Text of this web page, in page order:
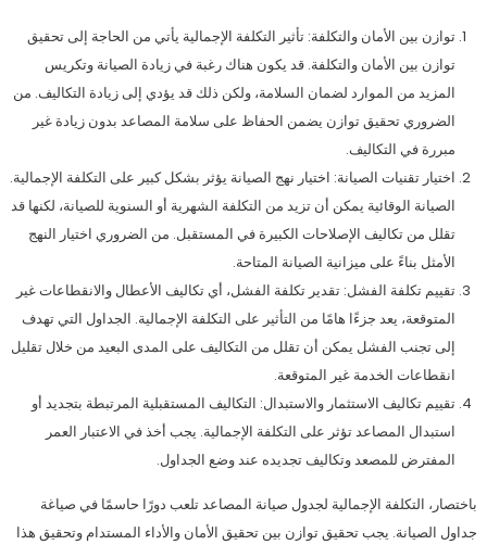
توازن بين الأمان والتكلفة: تأثير التكلفة الإجمالية يأتي من الحاجة إلى تحقيق
توازن بين الأمان والتكلفة. قد يكون هناك رغبة في زيادة الصيانة وتكريس
المزيد من الموارد لضمان السلامة، ولكن ذلك قد يؤدي إلى زيادة التكاليف. من
الضروري تحقيق توازن يضمن الحفاظ على سلامة المصاعد بدون زيادة غير
مبررة في التكاليف.
اختيار تقنيات الصيانة: اختيار نهج الصيانة يؤثر بشكل كبير على التكلفة الإجمالية.
الصيانة الوقائية يمكن أن تزيد من التكلفة الشهرية أو السنوية للصيانة، لكنها قد
تقلل من تكاليف الإصلاحات الكبيرة في المستقبل. من الضروري اختيار النهج
الأمثل بناءً على ميزانية الصيانة المتاحة.
تقييم تكلفة الفشل: تقدير تكلفة الفشل، أي تكاليف الأعطال والانقطاعات غير
المتوقعة، يعد جزءًا هامًا من التأثير على التكلفة الإجمالية. الجداول التي تهدف
إلى تجنب الفشل يمكن أن تقلل من التكاليف على المدى البعيد من خلال تقليل
انقطاعات الخدمة غير المتوقعة.
تقييم تكاليف الاستثمار والاستبدال: التكاليف المستقبلية المرتبطة بتجديد أو
استبدال المصاعد تؤثر على التكلفة الإجمالية. يجب أخذ في الاعتبار العمر
المفترض للمصعد وتكاليف تجديده عند وضع الجداول.
باختصار، التكلفة الإجمالية لجدول صيانة المصاعد تلعب دورًا حاسمًا في صياغة
جداول الصيانة. يجب تحقيق توازن بين تحقيق الأمان والأداء المستدام وتحقيق هذا